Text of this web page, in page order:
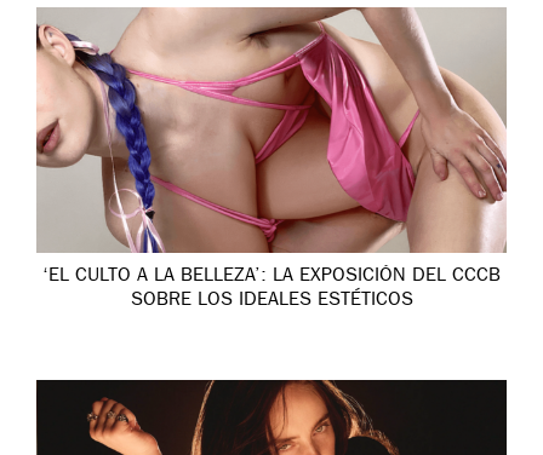
‘EL CULTO A LA BELLEZA’: LA EXPOSICIÓN DEL CCCB
SOBRE LOS IDEALES ESTÉTICOS